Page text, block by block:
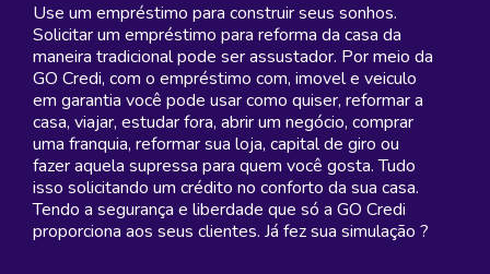
Use um empréstimo para construir seus sonhos.
Solicitar um empréstimo para reforma da casa da
maneira tradicional pode ser assustador. Por meio da
GO Credi, com o empréstimo com, imovel e veiculo
em garantia você pode usar como quiser, reformar a
casa, viajar, estudar fora, abrir um negócio, comprar
uma franquia, reformar sua loja, capital de giro ou
fazer aquela supressa para quem você gosta. Tudo
isso solicitando um crédito no conforto da sua casa.
Tendo a segurança e liberdade que só a GO Credi
proporciona aos seus clientes. Já fez sua simulação ?